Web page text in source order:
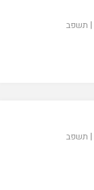
| תשפב
| תשפב